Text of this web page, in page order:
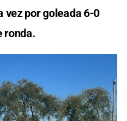
vez por goleada 6-0
ronda.